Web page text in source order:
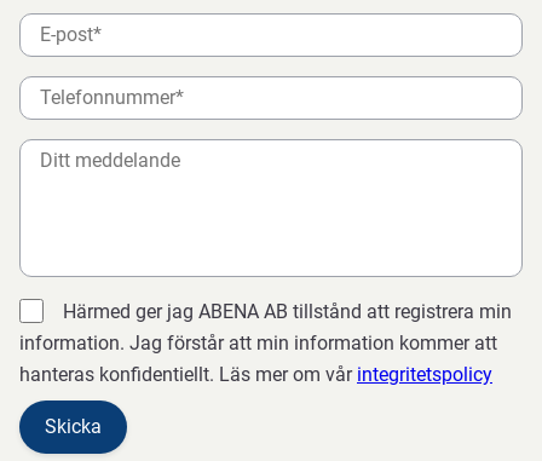
Härmed ger jag ABENA AB tillstånd att registrera min
information. Jag förstår att min information kommer att
hanteras konfidentiellt. Läs mer om vår integritetspolicy